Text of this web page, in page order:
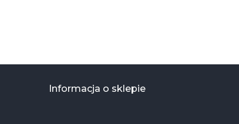
2,2m
Informacja o sklepie